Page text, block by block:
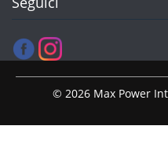
© 2026 Max Power